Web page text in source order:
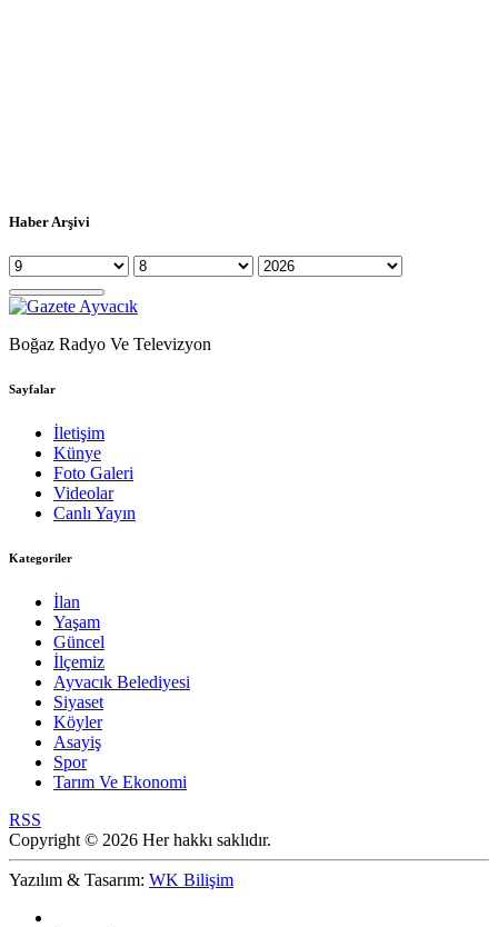
Haber Arşivi
Boğaz Radyo Ve Televizyon
Sayfalar
İletişim
Künye
Foto Galeri
Videolar
Canlı Yayın
Kategoriler
İlan
Yaşam
Güncel
İlçemiz
Ayvacık Belediyesi
Siyaset
Köyler
Asayiş
Spor
Tarım Ve Ekonomi
RSS
Copyright © 2026 Her hakkı saklıdır.
Yazılım & Tasarım: WK Bilişim